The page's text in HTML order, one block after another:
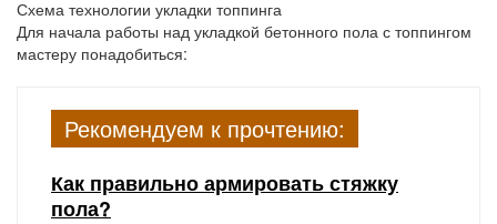
Схема технологии укладки топпинга
Для начала работы над укладкой бетонного пола с топпингом
мастеру понадобиться:
Рекомендуем к прочтению:
Как правильно армировать стяжку
пола?